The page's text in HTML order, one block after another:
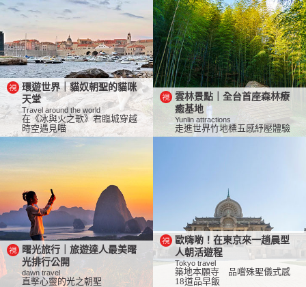
環遊世界｜貓奴朝聖的貓咪
天堂
Travel around the world
在《冰與火之歌》君臨城穿越
時空遇見喵
雲林景點｜全台首座森林療
癒基地
Yunlin attractions
走進世界竹地標五感紓壓體驗
曙光旅行｜旅遊達人最美曙
光排行公開
dawn travel
直擊心靈的光之朝聖
歐嗨喲！在東京來一趟晨型
人朝活遊程
Tokyo travel
築地本願寺 品嚐殊聖儀式感
18道品早飯